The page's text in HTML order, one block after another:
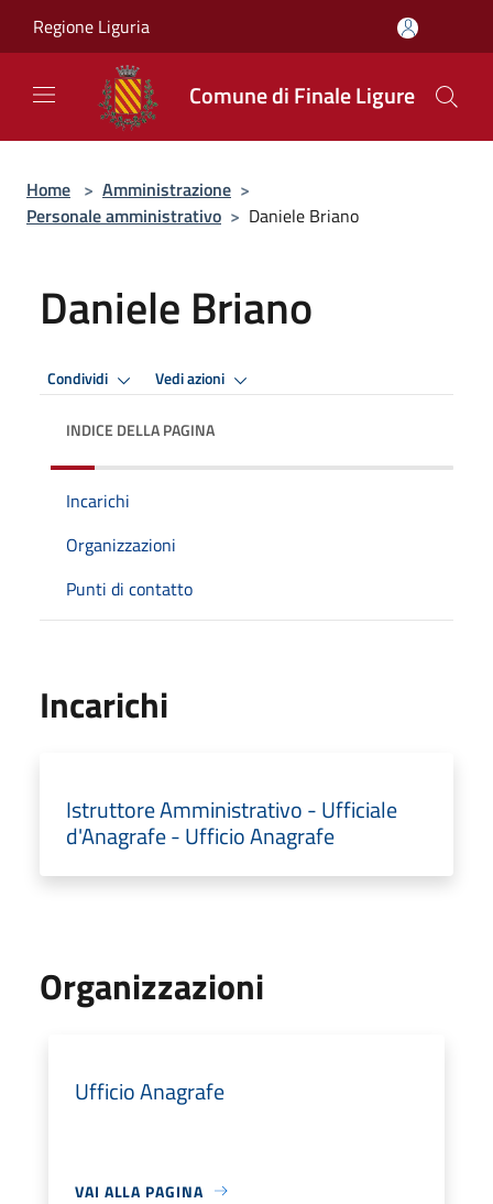
Regione Liguria
Comune di Finale Ligure
Home > Amministrazione >
Personale amministrativo > Daniele Briano
Daniele Briano
Condividi Vedi azioni
INDICE DELLA PAGINA
Incarichi
Organizzazioni
Punti di contatto
Incarichi
Istruttore Amministrativo - Ufficiale
d'Anagrafe - Ufficio Anagrafe
Organizzazioni
Ufficio Anagrafe
VAI ALLA PAGINA